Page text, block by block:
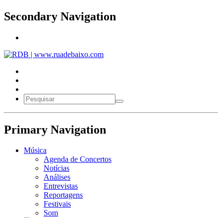
Secondary Navigation
Primary Navigation
Música
Agenda de Concertos
Notícias
Análises
Entrevistas
Reportagens
Festivais
Som